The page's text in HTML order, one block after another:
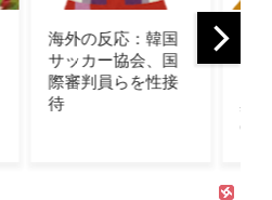
【MLB】村上宗隆
とルイス・アラエ
スの指標が完全に